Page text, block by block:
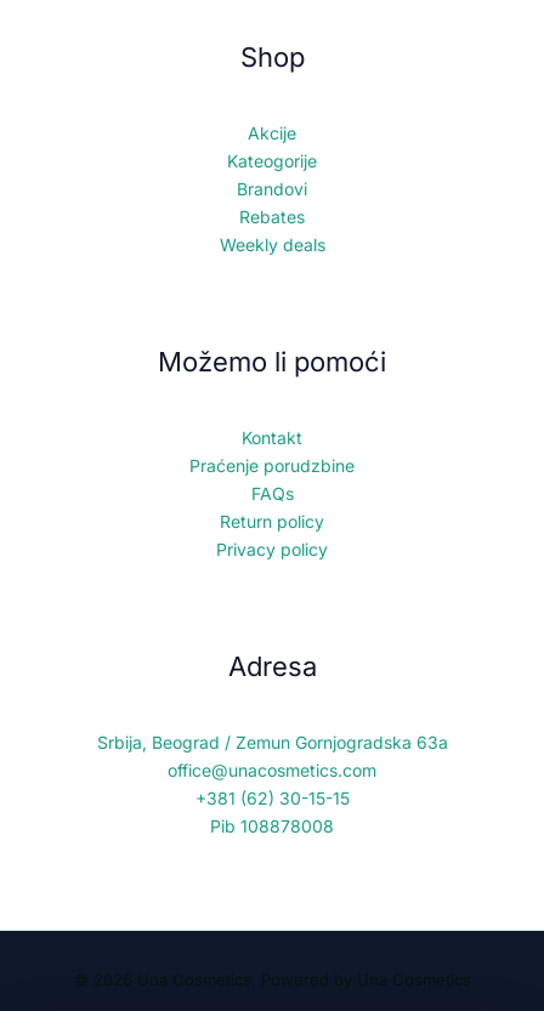
Shop
Akcije
Kateogorije
Brandovi
Rebates
Weekly deals
Možemo li pomoći
Kontakt
Praćenje porudzbine
FAQs
Return policy
Privacy policy
Adresa
Srbija, Beograd / Zemun Gornjogradska 63a
office@unacosmetics.com
+381 (62) 30-15-15
Pib 108878008
© 2026 Una Cosmetics. Powered by Una Cosmetics